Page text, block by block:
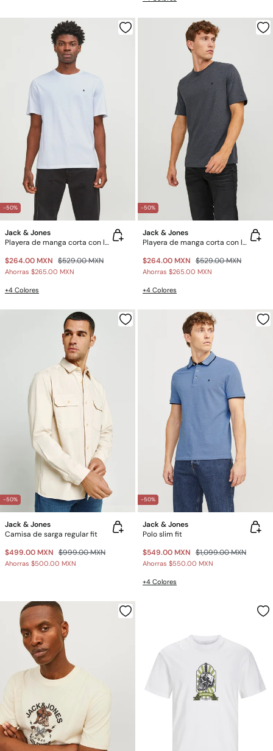
-50%
Jack & Jones
Playera de manga corta con logo
$264.00 MXN $529.00 MXN
Ahorras $265.00 MXN
+4 Colores
-50%
Jack & Jones
Playera de manga corta con logo
$264.00 MXN $529.00 MXN
Ahorras $265.00 MXN
+4 Colores
-50%
Jack & Jones
Camisa de sarga regular fit
$499.00 MXN $999.00 MXN
Ahorras $500.00 MXN
-50%
Jack & Jones
Polo slim fit
$549.00 MXN $1,099.00 MXN
Ahorras $550.00 MXN
+4 Colores